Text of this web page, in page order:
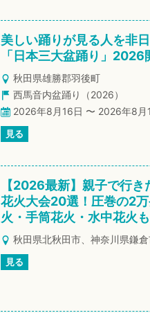
美しい踊りが見る人を非
「日本三大盆踊り」2026
秋田県雄勝郡羽後町
西馬音内盆踊り（2026）
2026年8月16日 〜 2026年8月
見る
【2026最新】親子で行
花火大会20選！圧巻の2
火・手筒花火・水中花火も
秋田県北秋田市、神奈川県鎌
見る